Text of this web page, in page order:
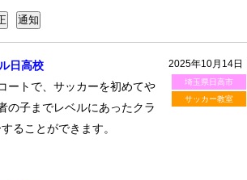
2025年10月14日
埼玉県日高市
サッカー教室
日高校
ートで、サッカーを初めてや
の子までレベルにあったクラ
ることができます。